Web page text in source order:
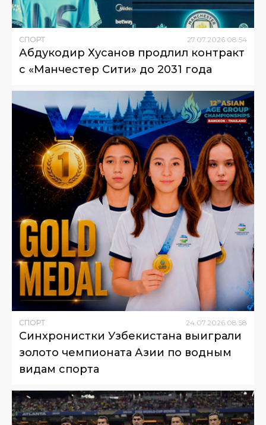
СПОРТ 27.07.2026 08:54
Абдукодир Хусанов продлил контракт
с «Манчестер Сити» до 2031 года
СПОРТ 24.07.2026 08:58
Синхронистки Узбекистана выиграли
золото чемпионата Азии по водным
видам спорта